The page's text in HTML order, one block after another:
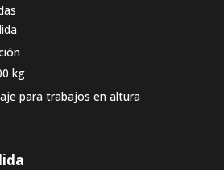
kg
para trabajos en altura